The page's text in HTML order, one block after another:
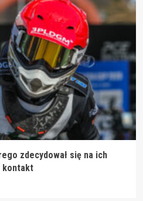
zdecydował się na ich
kontakt